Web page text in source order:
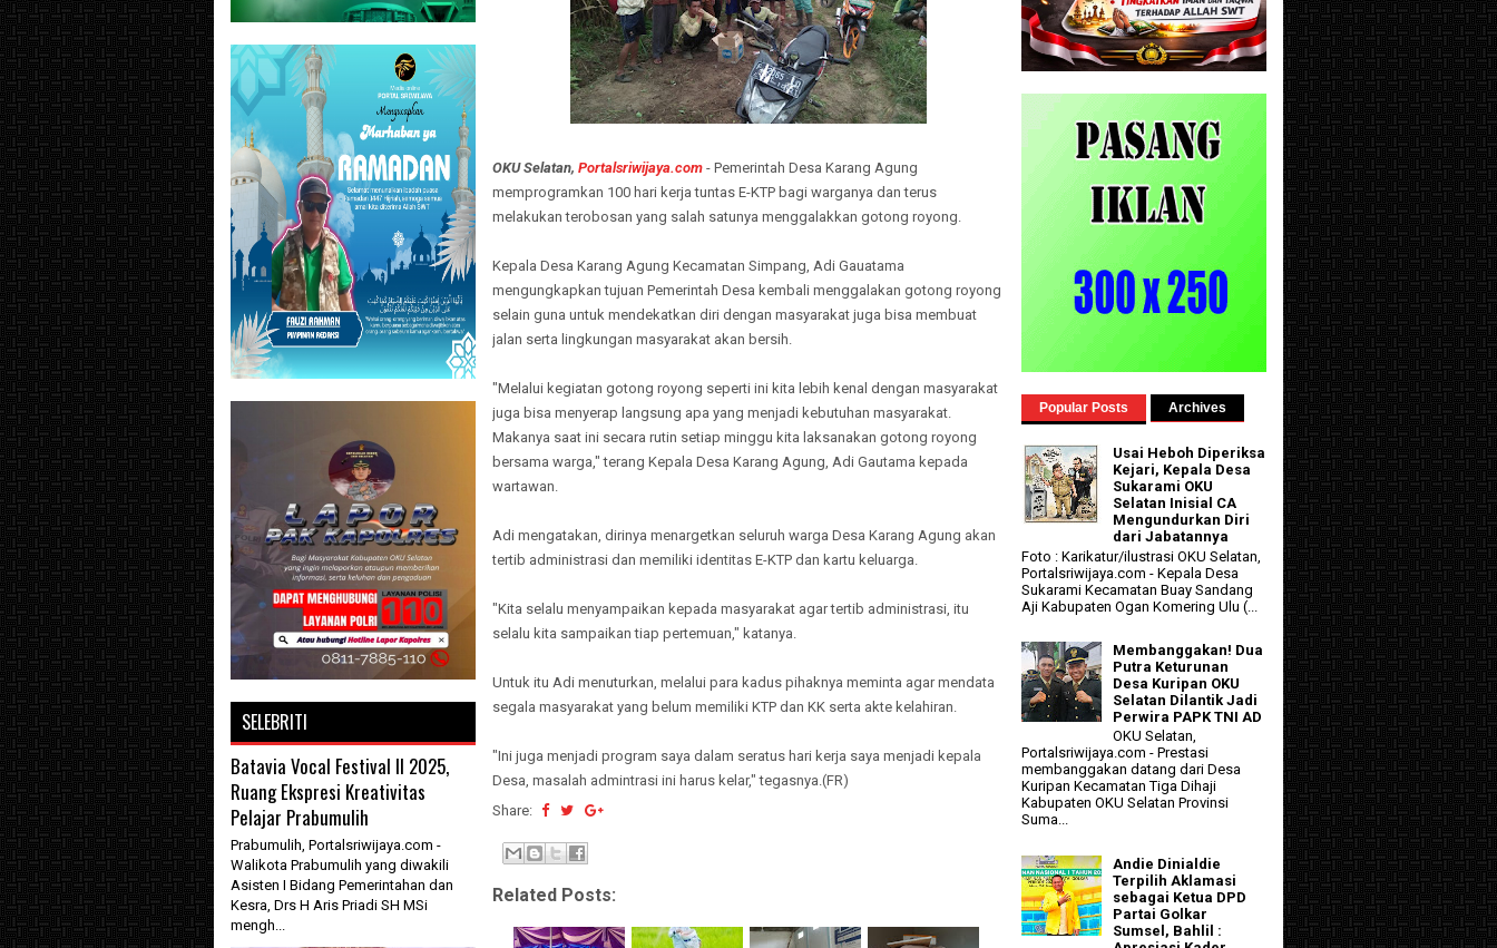
OKU Selatan, Portalsriwijaya.com - Pemerintah Desa Karang Agung
memprogramkan 100 hari kerja tuntas E-KTP bagi warganya dan terus
melakukan terobosan yang salah satunya menggalakkan gotong royong.
Kepala Desa Karang Agung Kecamatan Simpang, Adi Gauatama
mengungkapkan tujuan Pemerintah Desa kembali menggalakan gotong royong
selain guna untuk mendekatkan diri dengan masyarakat juga bisa membuat
jalan serta lingkungan masyarakat akan bersih.
"Melalui kegiatan gotong royong seperti ini kita lebih kenal dengan masyarakat
juga bisa menyerap langsung apa yang menjadi kebutuhan masyarakat.
Makanya saat ini secara rutin setiap minggu kita laksanakan gotong royong
bersama warga," terang Kepala Desa Karang Agung, Adi Gautama kepada
wartawan.
Adi mengatakan, dirinya menargetkan seluruh warga Desa Karang Agung akan
tertib administrasi dan memiliki identitas E-KTP dan kartu keluarga.
"Kita selalu menyampaikan kepada masyarakat agar tertib administrasi, itu
selalu kita sampaikan tiap pertemuan," katanya.
Untuk itu Adi menuturkan, melalui para kadus pihaknya meminta agar mendata
segala masyarakat yang belum memiliki KTP dan KK serta akte kelahiran.
"Ini juga menjadi program saya dalam seratus hari kerja saya menjadi kepala
Desa, masalah admintrasi ini harus kelar," tegasnya.(FR)
Share:
Related Posts:
SELEBRITI
Batavia Vocal Festival II 2025,
Ruang Ekspresi Kreativitas
Pelajar Prabumulih
Prabumulih, Portalsriwijaya.com -
Walikota Prabumulih yang diwakili
Asisten I Bidang Pemerintahan dan
Kesra, Drs H Aris Priadi SH MSi
mengh...
Popular Posts Archives
Usai Heboh Diperiksa
Kejari, Kepala Desa
Sukarami OKU
Selatan Inisial CA
Mengundurkan Diri
dari Jabatannya
Foto : Karikatur/ilustrasi OKU Selatan,
Portalsriwijaya.com - Kepala Desa
Sukarami Kecamatan Buay Sandang
Aji Kabupaten Ogan Komering Ulu (...
Membanggakan! Dua
Putra Keturunan
Desa Kuripan OKU
Selatan Dilantik Jadi
Perwira PAPK TNI AD
OKU Selatan,
Portalsriwijaya.com - Prestasi
membanggakan datang dari Desa
Kuripan Kecamatan Tiga Dihaji
Kabupaten OKU Selatan Provinsi
Suma...
Andie Dinialdie
Terpilih Aklamasi
sebagai Ketua DPD
Partai Golkar
Sumsel, Bahlil :